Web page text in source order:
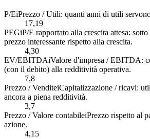
P/EiPrezzo / Utili: quanti anni di utili
17,19
PEGiP/E rapportato alla crescita attesa:
prezzo interessante rispetto alla crescita.
4,30
EV/EBITDAiValore d'impresa / EBITDA:
(con il debito) alla redditività operativa.
7,8
Prezzo / VenditeiCapitalizzazione / ricavi:
ancora a piena redditività.
3,7
Prezzo / Valore contabileiPrezzo rispetto al
azione.
4,15